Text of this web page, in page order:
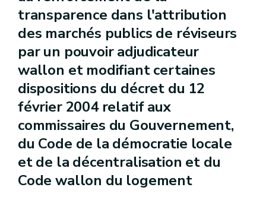
transparence dans l'attribution
des marchés publics de réviseurs
par un pouvoir adjudicateur
wallon et modifiant certaines
dispositions du décret du 12
février 2004 relatif aux
commissaires du Gouvernement,
du Code de la démocratie locale
et de la décentralisation et du
Code wallon du logement